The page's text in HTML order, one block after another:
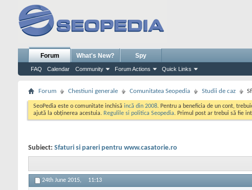
Forum
FAQ Calendar Community Forum Actions Quick Links
What's New? Spy
Forum Chestiuni generale Comunitatea Seopedia Studii de caz
SeoPedia este o comunitate inchisă incă din 2008. Pentru a beneficia de un cont,
ajută la obținerea acestuia. Regulile si politica Seopedia. Primul post ar trebui să fie
Subiect: Sfaturi si pareri pentru www.casatorie.ro
24th June 2015, 11:13